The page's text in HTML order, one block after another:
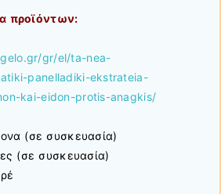
προϊόντων:
gr/el/ta-nea-
panelladiki-ekstrateia-
kai-eidon-protis-anagkis/
(σε συσκευασία)
(σε συσκευασία)